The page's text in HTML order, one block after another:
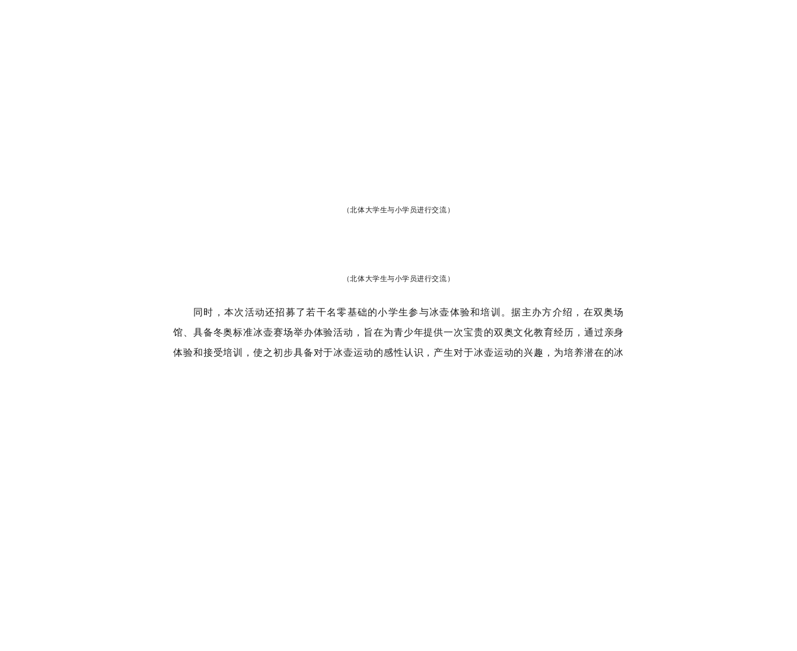
（北体大学生与小学员进行交流）
（北体大学生与小学员进行交流）
同时，本次活动还招募了若干名零基础的小学生参与冰壶体验和培训。据主办方介绍，在双奥场
馆、具备冬奥标准冰壶赛场举办体验活动，旨在为青少年提供一次宝贵的双奥文化教育经历，通过亲身
体验和接受培训，使之初步具备对于冰壶运动的感性认识，产生对于冰壶运动的兴趣，为培养潜在的冰